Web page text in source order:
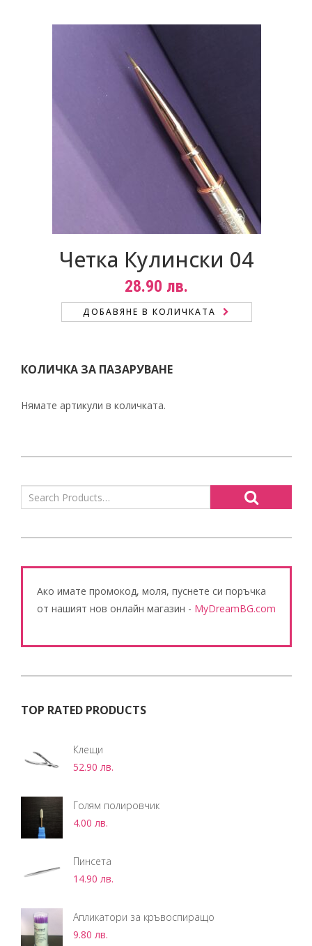
Четка Кулински 04
28.90 лв.
ДОБАВЯНЕ В КОЛИЧКАТА
КОЛИЧКА ЗА ПАЗАРУВАНЕ
Нямате артикули в количката.
Ако имате промокод, моля, пуснете си поръчка
от нашият нов онлайн магазин - MyDreamBG.com
TOP RATED PRODUCTS
Клещи
52.90 лв.
Голям полировчик
4.00 лв.
Пинсета
14.90 лв.
Апликатори за кръвоспиращо
9.80 лв.